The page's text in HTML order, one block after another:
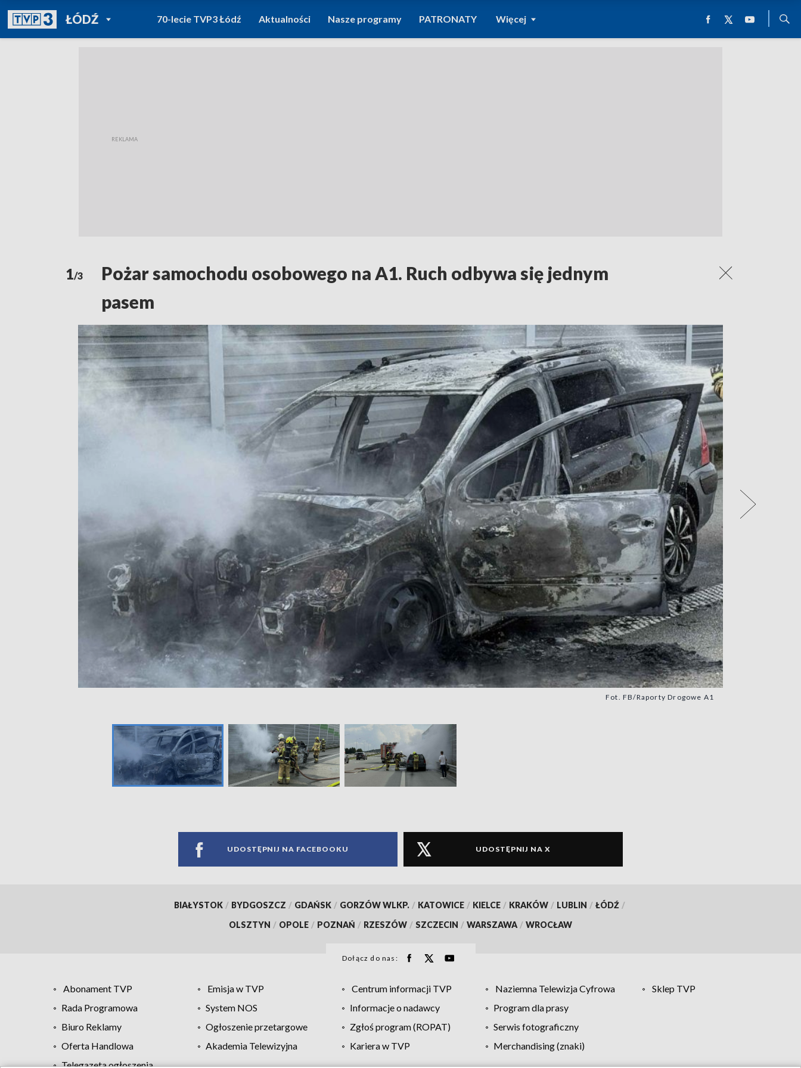
ŁÓDŹPOWRÓT DO
TVP REGIONY
70-lecie TVP3 Łódź Aktualności Nasze programy PATRONATY Więcej
1/3
Pożar samochodu osobowego na A1. Ruch odbywa się jednym
pasem
Fot. FB/Raporty Drogowe A1
UDOSTĘPNIJ NA FACEBOOKU UDOSTĘPNIJ NA X
BIAŁYSTOK / BYDGOSZCZ / GDAŃSK / GORZÓW WLKP. / KATOWICE / KIELCE / KRAKÓW / LUBLIN / ŁÓDŹ /
OLSZTYN / OPOLE / POZNAŃ / RZESZÓW / SZCZECIN / WARSZAWA / WROCŁAW
Dołącz do nas:
Abonament TVP Emisja w TVP Centrum informacji TVP Naziemna Telewizja Cyfrowa
Sklep TVP
Rada Programowa
System NOS Informacje o nadawcy
Program dla prasy
Biuro Reklamy
Ogłoszenie przetargowe Zgłoś program (ROPAT)
Serwis fotograficzny
Oferta Handlowa
Akademia Telewizyjna Kariera w TVP
Merchandising (znaki)
Telegazeta ogłoszenia